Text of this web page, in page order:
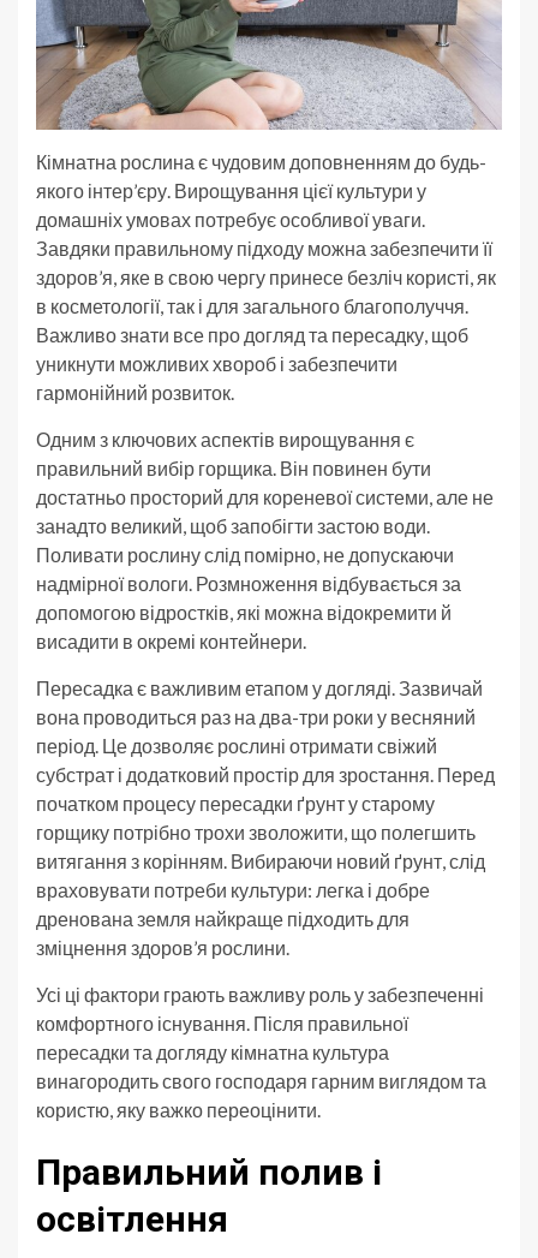
Кімнатна рослина є чудовим доповненням до будь-
якого інтер’єру. Вирощування цієї культури у
домашніх умовах потребує особливої уваги.
Завдяки правильному підходу можна забезпечити її
здоров’я, яке в свою чергу принесе безліч користі, як
в косметології, так і для загального благополуччя.
Важливо знати все про догляд та пересадку, щоб
уникнути можливих хвороб і забезпечити
гармонійний розвиток.
Одним з ключових аспектів вирощування є
правильний вибір горщика. Він повинен бути
достатньо просторий для кореневої системи, але не
занадто великий, щоб запобігти застою води.
Поливати рослину слід помірно, не допускаючи
надмірної вологи. Розмноження відбувається за
допомогою відростків, які можна відокремити й
висадити в окремі контейнери.
Пересадка є важливим етапом у догляді. Зазвичай
вона проводиться раз на два-три роки у весняний
період. Це дозволяє рослині отримати свіжий
субстрат і додатковий простір для зростання. Перед
початком процесу пересадки ґрунт у старому
горщику потрібно трохи зволожити, що полегшить
витягання з корінням. Вибираючи новий ґрунт, слід
враховувати потреби культури: легка і добре
дренована земля найкраще підходить для
зміцнення здоров’я рослини.
Усі ці фактори грають важливу роль у забезпеченні
комфортного існування. Після правильної
пересадки та догляду кімнатна культура
винагородить свого господаря гарним виглядом та
користю, яку важко переоцінити.
Правильний полив і
освітлення